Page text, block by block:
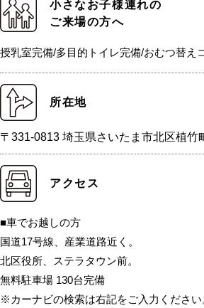
小さなお子様連れの
ご来場の方へ
授乳室完備/多目的トイレ完備/おむつ替え
所在地
〒331-0813 埼玉県さいたま市北区植竹
アクセス
■車でお越しの方
国道17号線、産業道路近く。
北区役所、ステラタウン前。
無料駐車場 130台完備
※カーナビの検索は右記をご入力くださ